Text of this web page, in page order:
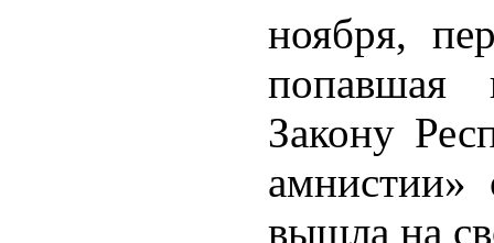
ноября,
попавшая
Закону
амнистии»
вышла на